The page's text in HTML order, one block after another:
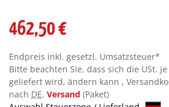
462,50 €
Endpreis inkl. gesetzl. Umsatzsteuer*
Bitte beachten Sie, dass sich die USt.
geliefert wird, ändern kann ,
nach DE. Versand (Paket)